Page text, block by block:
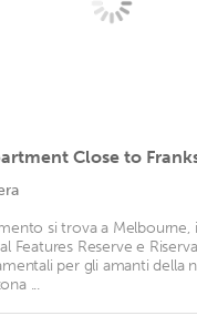
Close to
si trova a Melbourne,
Features Reserve e
per gli amanti della
...